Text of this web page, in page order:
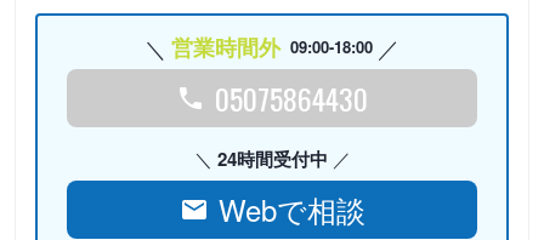
営業時間外 09:00-18:00
05075864430
24時間受付中
Webで相談